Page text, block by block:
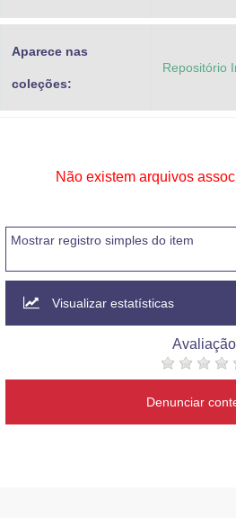
Aparece nas
coleções:
Repositório
Não existem arquivos
Mostrar registro simples do item
Visualizar estatísticas
Avaliação
Denunciar